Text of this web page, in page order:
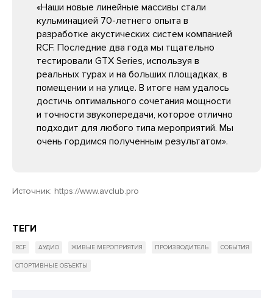
«Наши новые линейные массивы стали
кульминацией 70-летнего опыта в
разработке акустических систем компанией
RCF. Последние два года мы тщательно
тестировали GTX Series, используя в
реальных турах и на больших площадках, в
помещении и на улице. В итоге нам удалось
достичь оптимального сочетания мощности
и точности звукопередачи, которое отлично
подходит для любого типа мероприятий. Мы
очень гордимся полученным результатом».
Источник: https://www.avclub.pro
ТЕГИ
RCF АУДИО ЖИВЫЕ МЕРОПРИЯТИЯ ПРОИЗВОДИТЕЛЬ СОБЫТИЯ
СПОРТИВНЫЕ ОБЪЕКТЫ